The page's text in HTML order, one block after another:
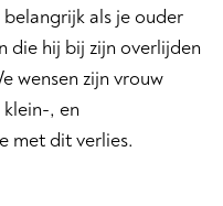
belangrijk als je ouder
die hij bij zijn overlijden
wensen zijn vrouw
, en
met dit verlies.